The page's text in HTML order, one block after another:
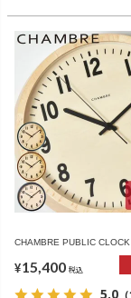
CHAMBRE PUBLIC
ブリッククロック | インテ
計
¥15,400 税込
5.0